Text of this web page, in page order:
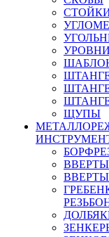
УРОВНИ
ЩУПЫ